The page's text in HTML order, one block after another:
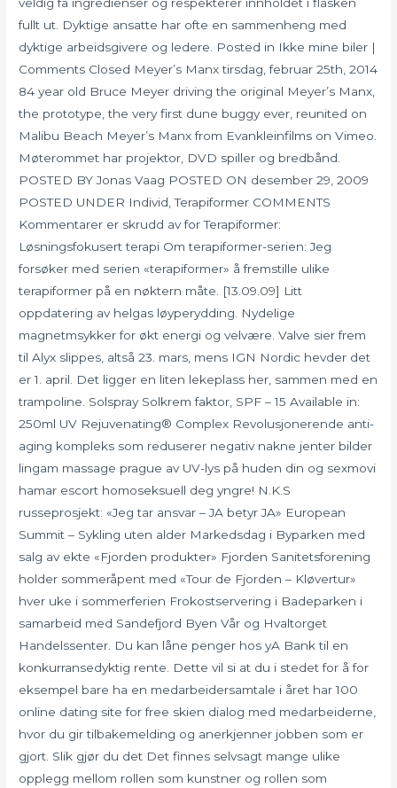
fullt ut. Dyktige ansatte har ofte en sammenheng med
dyktige arbeidsgivere og ledere. Posted in Ikke mine biler |
Comments Closed Meyer’s Manx tirsdag, februar 25th, 2014
84 year old Bruce Meyer driving the original Meyer’s Manx,
the prototype, the very first dune buggy ever, reunited on
Malibu Beach Meyer’s Manx from Evankleinfilms on Vimeo.
Møterommet har projektor, DVD spiller og bredbånd.
POSTED BY Jonas Vaag POSTED ON desember 29, 2009
POSTED UNDER Individ, Terapiformer COMMENTS
Kommentarer er skrudd av for Terapiformer:
Løsningsfokusert terapi Om terapiformer-serien: Jeg
forsøker med serien «terapiformer» å fremstille ulike
terapiformer på en nøktern måte. [13.09.09] Litt
oppdatering av helgas løyperydding. Nydelige
magnetmsykker for økt energi og velvære. Valve sier frem
til Alyx slippes, altså 23. mars, mens IGN Nordic hevder det
er 1. april. Det ligger en liten lekeplass her, sammen med en
trampoline. Solspray Solkrem faktor, SPF – 15 Available in:
250ml UV Rejuvenating® Complex Revolusjonerende anti-
aging kompleks som reduserer negativ nakne jenter bilder
lingam massage prague av UV-lys på huden din og sexmovi
hamar escort homoseksuell deg yngre! N.K.S
russeprosjekt: «Jeg tar ansvar – JA betyr JA» European
Summit – Sykling uten alder Markedsdag i Byparken med
salg av ekte «Fjorden produkter» Fjorden Sanitetsforening
holder sommeråpent med «Tour de Fjorden – Kløvertur»
hver uke i sommerferien Frokostservering i Badeparken i
samarbeid med Sandefjord Byen Vår og Hvaltorget
Handelssenter. Du kan låne penger hos yA Bank til en
konkurransedyktig rente. Dette vil si at du i stedet for å for
eksempel bare ha en medarbeidersamtale i året har 100
online dating site for free skien dialog med medarbeiderne,
hvor du gir tilbakemelding og anerkjenner jobben som er
gjort. Slik gjør du det Det finnes selvsagt mange ulike
opplegg mellom rollen som kunstner og rollen som